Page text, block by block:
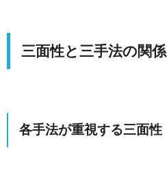
三面性と三手法の関係
各手法が重視する三面性